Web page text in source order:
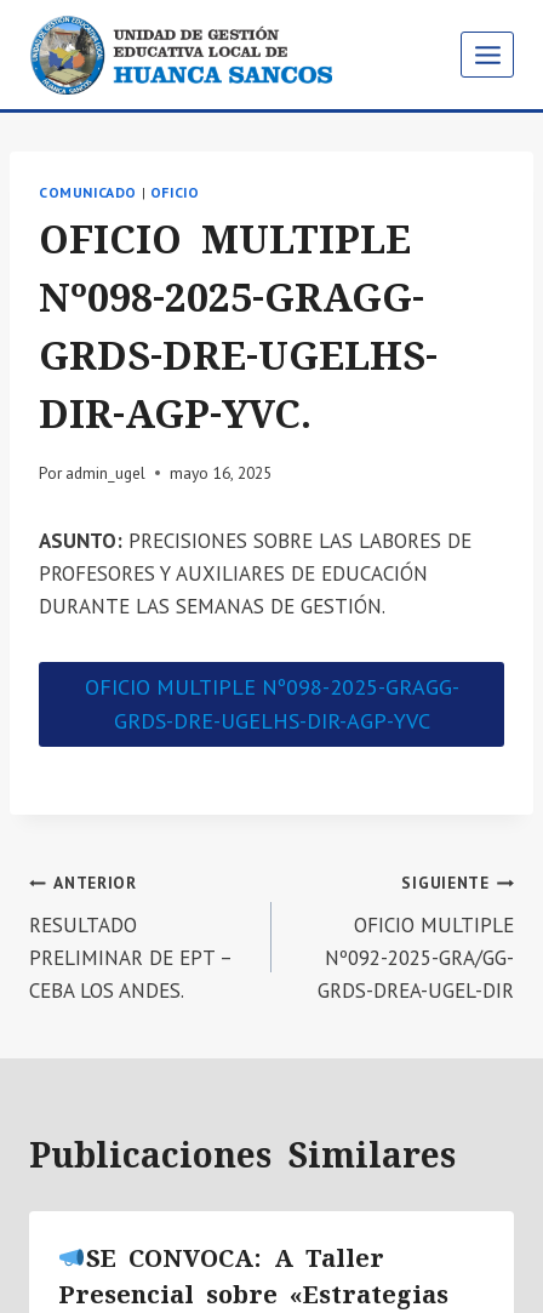
Saltar
contenido
COMUNICADO | OFICIO
OFICIO MULTIPLE
Nº098-2025-GRAGG-
GRDS-DRE-UGELHS-
DIR-AGP-YVC.
Por admin_ugel mayo 16, 2025
ASUNTO: PRECISIONES SOBRE LAS LABORES DE
PROFESORES Y AUXILIARES DE EDUCACIÓN
DURANTE LAS SEMANAS DE GESTIÓN.
OFICIO MULTIPLE Nº098-2025-GRAGG-
GRDS-DRE-UGELHS-DIR-AGP-YVC
Navegación
de
entradas
ANTERIOR
RESULTADO
PRELIMINAR DE EPT –
CEBA LOS ANDES.
SIGUIENTE
OFICIO MULTIPLE
Nº092-2025-GRA/GG-
GRDS-DREA-UGEL-DIR
Publicaciones Similares
SE CONVOCA: A Taller
Presencial sobre «Estrategias